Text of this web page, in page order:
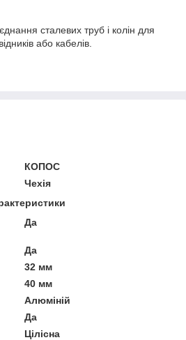
сталевих труб і колін для
або кабелів.
КОПОС
Чехія
Да
Да
32 мм
40 мм
Алюміній
Да
Цілісна